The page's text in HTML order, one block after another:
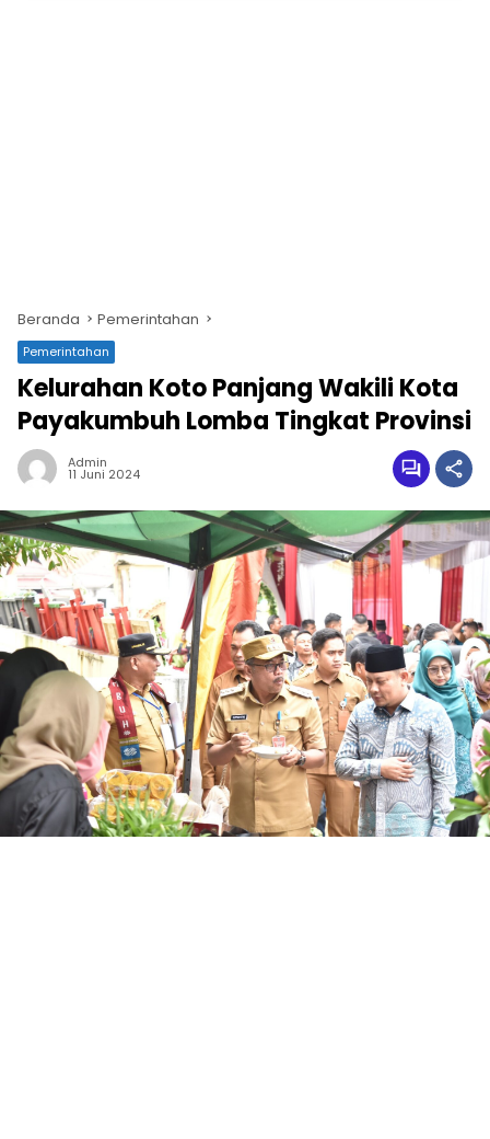
Beranda Pemerintahan
Pemerintahan
Kelurahan Koto Panjang Wakili Kota
Payakumbuh Lomba Tingkat Provinsi
Admin
11 Juni 2024